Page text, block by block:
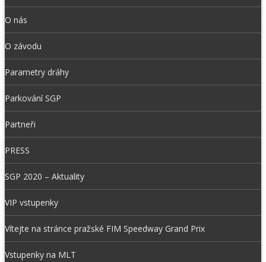
O nás
O závodu
Parametry dráhy
Parkování SGP
Partneři
PRESS
SGP 2020 – Aktuality
VIP vstupenky
Vítejte na stránce pražské FIM Speedway Grand Prix
Vstupenky na MLT